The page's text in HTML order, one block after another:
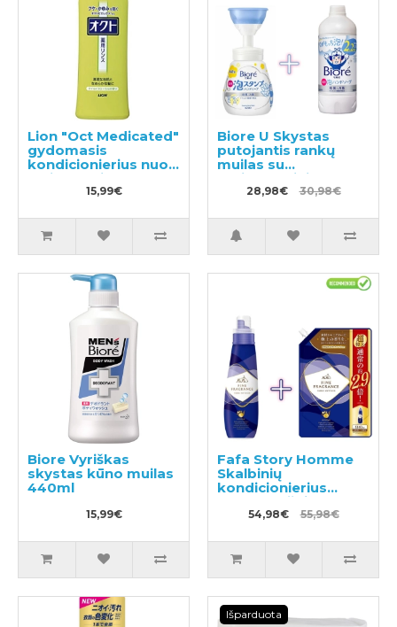
Lion "Oct Medicated"
gydomasis
kondicionierius nuo
pleiskanų ir galvos
odos niežėjimo
15,99€
Biore U Skystas
putojantis rankų
muilas su
antibakteriniu
poveikiu, švelnaus
240ml + užpildas
430ml
28,98€ 30,98€
Biore Vyriškas
skystas kūno muilas
440ml
15,99€
Fafa Story Homme
Skalbinių
kondicionierius
600ml + užpildas
1440ml
54,98€ 55,98€
Išparduota